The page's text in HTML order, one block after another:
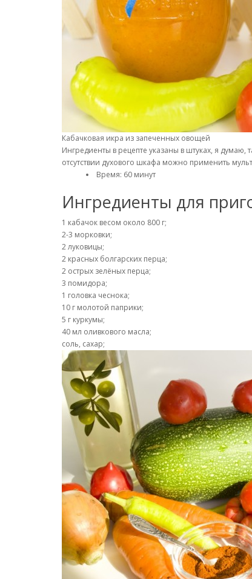
Кабачковая икра из запеченных овощей
Ингредиенты в рецепте указаны в штуках, я
отсутствии духового шкафа можно применить
Время: 60 минут
Ингредиенты для
1 кабачок весом около 800 г;
2-3 морковки;
2 луковицы;
2 красных болгарских перца;
2 острых зелёных перца;
3 помидора;
1 головка чеснока;
10 г молотой паприки;
5 г куркумы;
40 мл оливкового масла;
соль, сахар;